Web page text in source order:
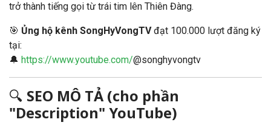
trở thành tiếng gọi từ trái tim lên Thiên Đàng.
🎯 Ủng hộ kênh SongHyVongTVđạt 100.000 lượt đăng ký
tại:
🔔 https://www.youtube.com/@songhyvongtv
🔍 SEO MÔ TẢ (cho phần
"Description" YouTube)